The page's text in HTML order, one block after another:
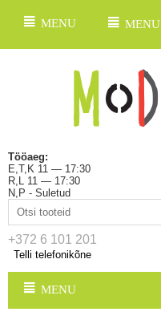
MENU MENU
Tööaeg:
E,T,K 11 — 17:30
R,L 11 — 17:30
N,P - Suletud
+372 6 101 201
Telli telefonikõne
MENU